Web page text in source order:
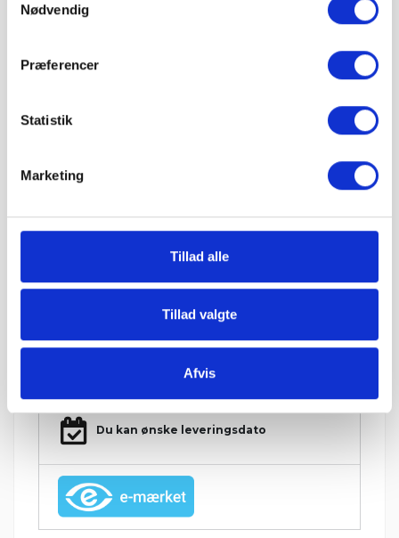
Nødvendig
Præferencer
Statistik
Marketing
Tillad alle
Tillad valgte
Afvis
Betal sikkert og gebyrfrit
Du kan ønske leveringsdato